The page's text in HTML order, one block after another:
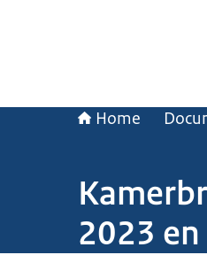
Home
2023